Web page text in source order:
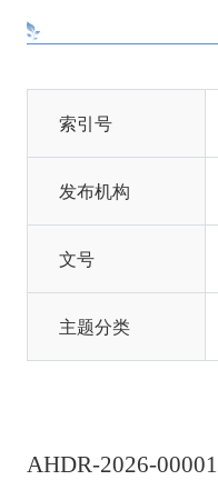
索引号
发布机构
文号
主题分类
AHDR-2026-00001